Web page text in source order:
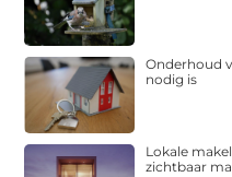
Onderhoud
nodig is
Lokale
zichtbaar